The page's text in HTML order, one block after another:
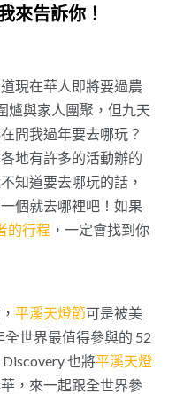
來告訴你！
現在華人即將要過農
爐與家人團聚，但九天
問我過年要去哪玩？
地有許多的活動辦的
知道要去哪玩的話，
個就去哪裡吧！如果
的行程 ，一定會找到你
平溪天燈節可是被美
世界最值得參與的 52
也將平溪天燈
，來一起跟全世界參